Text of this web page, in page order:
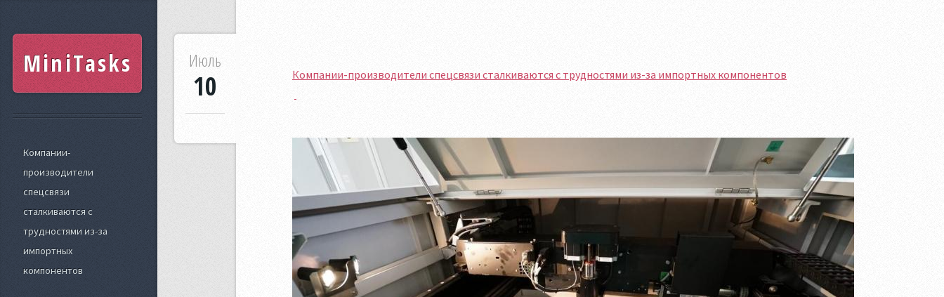
MiniTasks
Компании-
производители
спецсвязи
сталкиваются с
трудностями из-за
импортных
компонентов
Компании-производители спецсвязи сталкиваются с трудностями из-за импортных компонентов
Июль
10